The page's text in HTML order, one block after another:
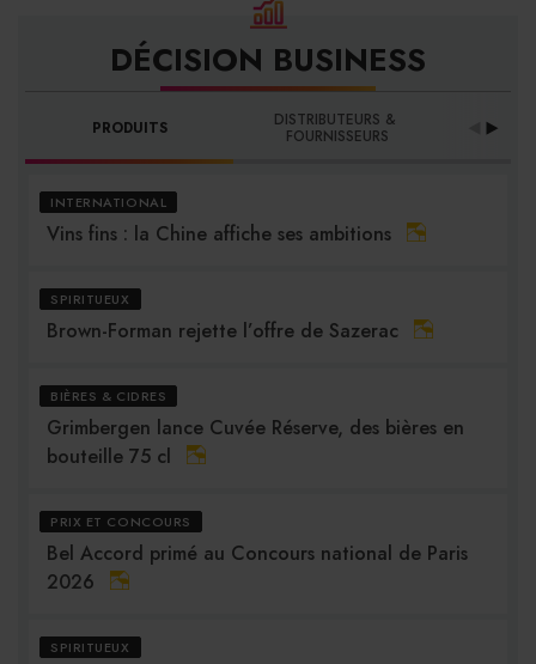
DÉCISION BUSINESS
PRODUITS DISTRIBUTEURS &
FOURNISSEURS
INTERNATIONAL
Vins fins : la Chine affiche ses ambitions
SPIRITUEUX
Brown-Forman rejette l’offre de Sazerac
BIÈRES & CIDRES
Grimbergen lance Cuvée Réserve, des bières en
bouteille 75 cl
PRIX ET CONCOURS
Bel Accord primé au Concours national de Paris
2026
SPIRITUEUX